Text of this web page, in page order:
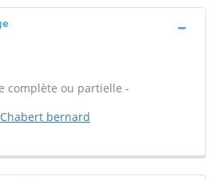
complète ou partielle -
Chabert bernard